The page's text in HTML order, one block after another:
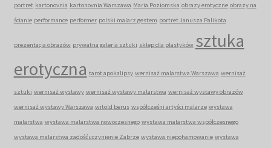
portret kartonovnia kartonovnia Warszawa Maria Poziomska obrazy erotyczne obrazy na
ścianie performance performer polski malarz gestem portret Janusza Palikota
prezentacja obrazów prywatna galeria sztuki sklep dla plastyków sztuka
erotyczna tarot apokalipsy wernisaż malarstwa Warszawa wernisaż
sztuki wernisaż wystawy wernisaż wystawy malarstwa wernisaż wystawy obrazów
wernisaż wystawy Warszawa witold berus współcześni artyści malarze wystawa
malarstwa wystawa malarstwa nowoczesnego wystawa malarstwa współczesnego
wystawa malarstwa zadośćuczynienie Zabrze wystawa niepohamowanie wystawa